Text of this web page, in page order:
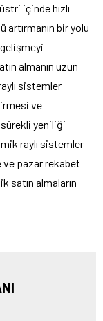
içinde hızlı
bir yolu
almanın uzun
sistemler
ve
yeniliği
raylı sistemler
ve pazar rekabet
satın almaların